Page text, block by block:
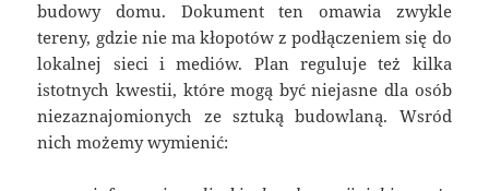
budowy domu. Dokument ten omawia zwykle
tereny, gdzie nie ma kłopotów z podłączeniem się do
lokalnej sieci i mediów. Plan reguluje też kilka
istotnych kwestii, które mogą być niejasne dla osób
niezaznajomionych ze sztuką budowlaną. Wsród
nich możemy wymienić: